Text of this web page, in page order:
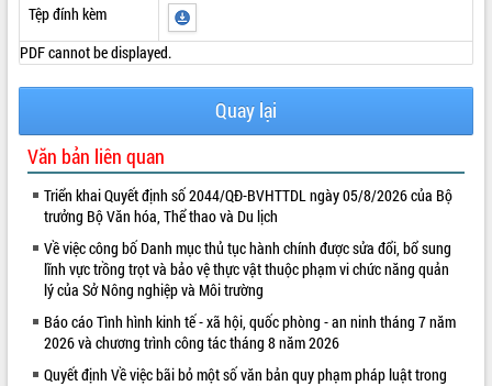
VIDEO
Tệp đính kèm
PDF cannot be displayed.
Quay lại
Văn bản liên quan
Triển khai Quyết định số 2044/QĐ-BVHTTDL ngày 05/8/2026 của Bộ
trưởng Bộ Văn hóa, Thể thao và Du lịch
Về việc công bố Danh mục thủ tục hành chính được sửa đổi, bổ sung
lĩnh vực trồng trọt và bảo vệ thực vật thuộc phạm vi chức năng quản
lý của Sở Nông nghiệp và Môi trường
Báo cáo Tình hình kinh tế - xã hội, quốc phòng - an ninh tháng 7 năm
2026 và chương trình công tác tháng 8 năm 2026
Quyết định Về việc bãi bỏ một số văn bản quy phạm pháp luật trong